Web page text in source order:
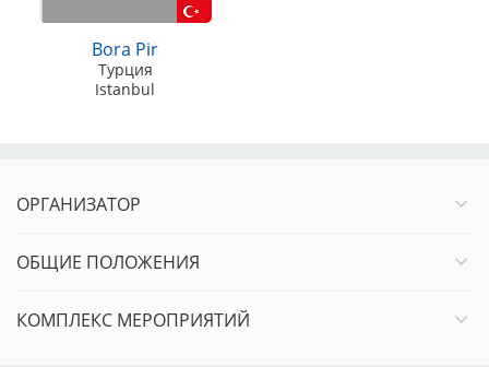
Конкурсы пар, питомников, производителей – 1000 руб.
Регистрация СТРОГО предварительная!
В комментариях ничего писать не нужно!
Bora Pir
Турция
Istanbul
ОРГАНИЗАТОР
ОБЩИЕ ПОЛОЖЕНИЯ
КОМПЛЕКС МЕРОПРИЯТИЙ